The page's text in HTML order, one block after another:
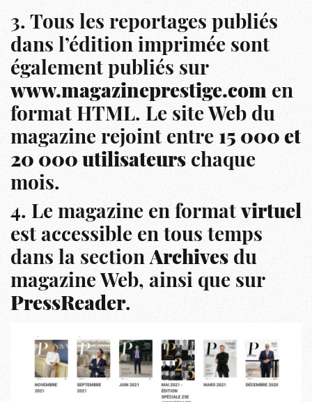
3. Tous les reportages publiés
dans l’édition imprimée sont
également publiés sur
www.magazineprestige.comen
format HTML. Le site Web du
magazine rejoint entre15 000 et
20 000 utilisateurschaque
mois.
4. Le magazine en formatvirtuel
est accessible en tous temps
dans la sectionArchivesdu
magazine Web, ainsi que sur
PressReader.